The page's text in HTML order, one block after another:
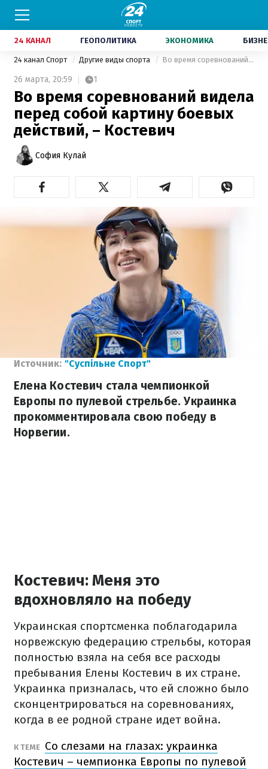
24 КАНАЛ ГЕОПОЛИТИКА ЭКОНОМИКА
24 канал Спорт Другие виды спорта Во время соревнований видела перед собой картину боевых действий, – Костевич
26 марта, 20:59 1
Во время соревнований видела
перед собой картину боевых
действий, – Костевич
София Кулай
Источник: "Суспільне Спорт"
Елена Костевич стала чемпионкой
Европы по пулевой стрельбе. Украинка
прокомментировала свою победу в
Норвегии.
Костевич: Меня это
вдохновляло на победу
Украинская спортсменка поблагодарила
норвежскую федерацию стрельбы, которая
полностью взяла на себя все расходы
пребывания Елены Костевич в их стране.
Украинка призналась, что ей сложно было
сконцентрироваться на соревнованиях,
когда в ее родной стране идет война.
К ТЕМЕ Со слезами на глазах: украинка
Костевич – чемпионка Европы по пулевой